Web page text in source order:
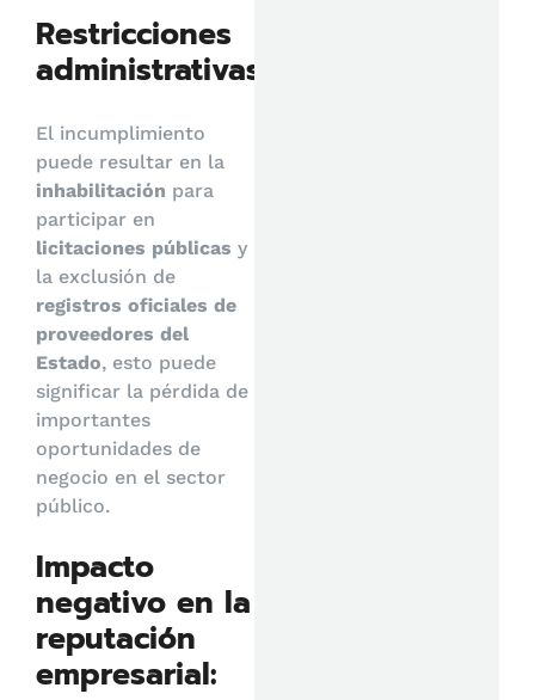
Restricciones
administrativas:
El incumplimiento
puede resultar en la
inhabilitación para
participar en
licitaciones públicas y
la exclusión de
registros oficiales de
proveedores del
Estado, esto puede
significar la pérdida de
importantes
oportunidades de
negocio en el sector
público.
Impacto
negativo en la
reputación
empresarial: